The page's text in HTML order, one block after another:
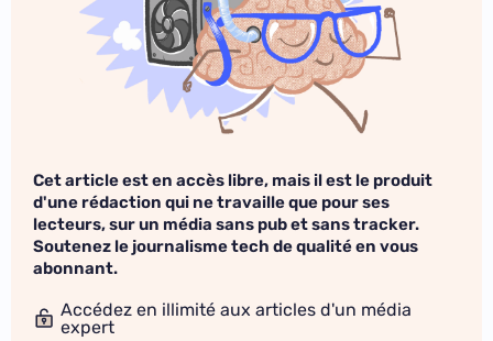
Cet article est en accès libre, mais il est le produit
d'une rédaction qui ne travaille que pour ses
lecteurs, sur un média sans pub et sans tracker.
Soutenez le journalisme tech de qualité en vous
abonnant.
Accédez en illimité aux articles d'un média
expert